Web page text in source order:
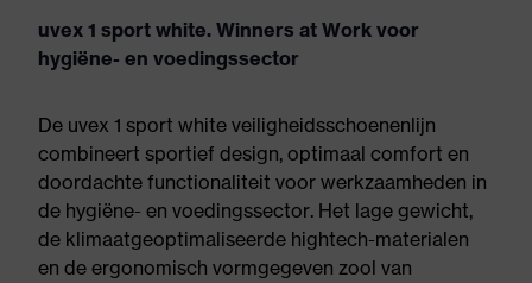
uvex 1 sport white. Winners at Work voor
hygiëne- en voedingssector
De uvex 1 sport white veiligheidsschoenenlijn
combineert sportief design, optimaal comfort en
doordachte functionaliteit voor werkzaamheden in
de hygiëne- en voedingssector. Het lage gewicht,
de klimaatgeoptimaliseerde hightech-materialen
en de ergonomisch vormgegeven zool van